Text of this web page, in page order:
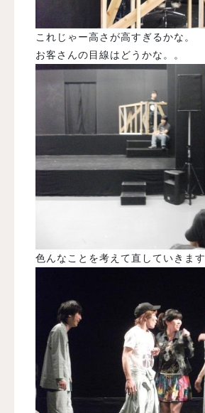
これじゃー高さが高すぎるかな。
お客さんの目線はどうかな。。
色んなことを考えて直していきます